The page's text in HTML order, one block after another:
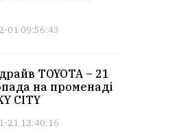
01 09:56:43
TOYOTA – 21
на променаді
CITY
21 12:40:16